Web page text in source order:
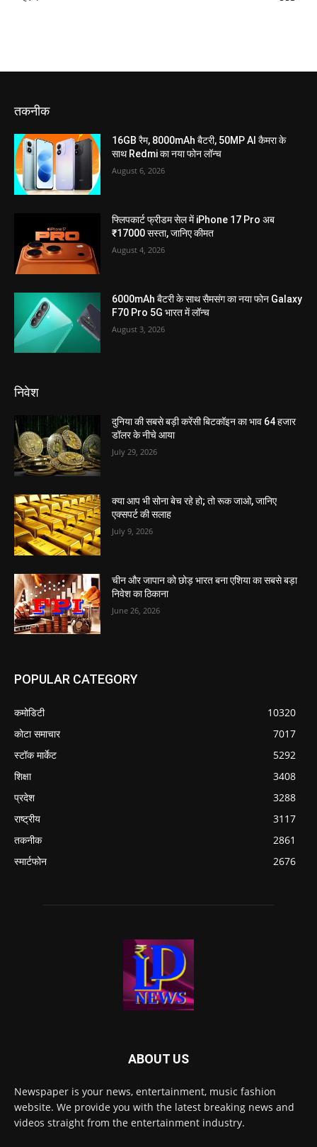
तकनीक
16GB रैम, 8000mAh बैटरी, 50MP AI कैमरा के
साथ Redmi का नया फोन लॉन्च
August 6, 2026
फ्लिपकार्ट फ्रीडम सेल में iPhone 17 Pro अब
₹17000 सस्ता, जानिए कीमत
August 4, 2026
6000mAh बैटरी के साथ सैमसंग का नया फोन Galaxy
F70 Pro 5G भारत में लॉन्च
August 3, 2026
निवेश
दुनिया की सबसे बड़ी करेंसी बिटकॉइन का भाव 64 हजार
डॉलर के नीचे आया
July 29, 2026
क्या आप भी सोना बेच रहे हो; तो रूक जाओ, जानिए
एक्सपर्ट की सलाह
July 9, 2026
चीन और जापान को छोड़ भारत बना एशिया का सबसे बड़ा
निवेश का ठिकाना
June 26, 2026
POPULAR CATEGORY
कमोडिटी
10320
कोटा समाचार
7017
स्टॉक मार्केट
5292
शिक्षा
3408
प्रदेश
3288
राष्ट्रीय
3117
तकनीक
2861
स्मार्टफोन
2676
ABOUT US
Newspaper is your news, entertainment, music fashion
website. We provide you with the latest breaking news and
videos straight from the entertainment industry.